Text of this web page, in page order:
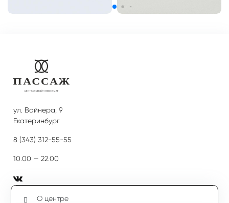
ул. Вайнера, 9
Екатеринбург
8 (343) 312-55-55
10.00 — 22.00
О центре